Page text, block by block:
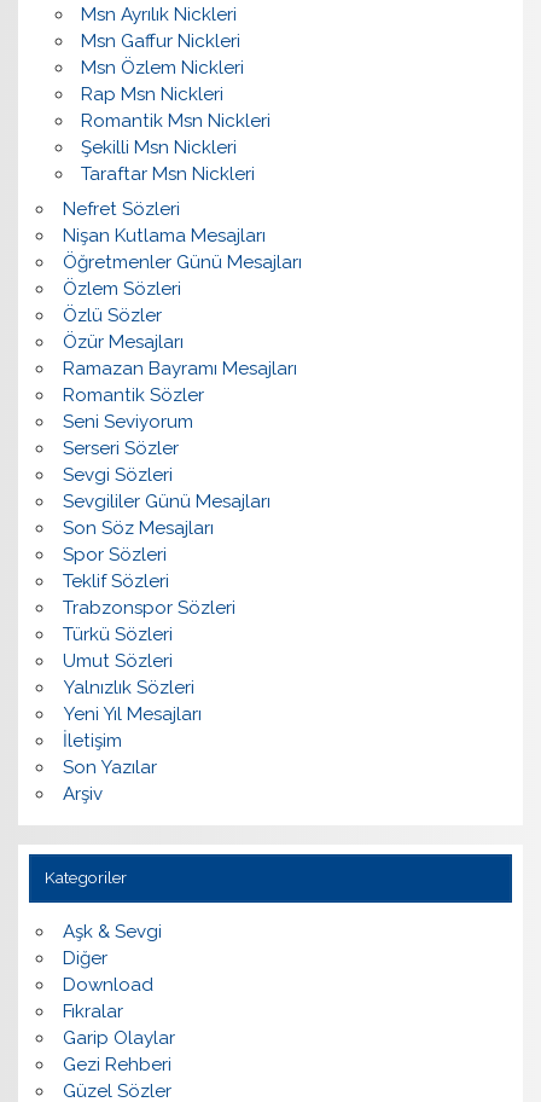
Msn Ayrılık Nickleri
Msn Gaffur Nickleri
Msn Özlem Nickleri
Rap Msn Nickleri
Romantik Msn Nickleri
Şekilli Msn Nickleri
Taraftar Msn Nickleri
Nefret Sözleri
Nişan Kutlama Mesajları
Öğretmenler Günü Mesajları
Özlem Sözleri
Özlü Sözler
Özür Mesajları
Ramazan Bayramı Mesajları
Romantik Sözler
Seni Seviyorum
Serseri Sözler
Sevgi Sözleri
Sevgililer Günü Mesajları
Son Söz Mesajları
Spor Sözleri
Teklif Sözleri
Trabzonspor Sözleri
Türkü Sözleri
Umut Sözleri
Yalnızlık Sözleri
Yeni Yıl Mesajları
İletişim
Son Yazılar
Arşiv
Kategoriler
Aşk & Sevgi
Diğer
Download
Fıkralar
Garip Olaylar
Gezi Rehberi
Güzel Sözler